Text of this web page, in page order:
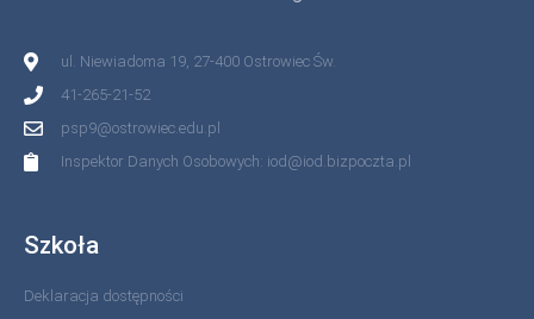
ul. Niewiadoma 19, 27-400 Ostrowiec Św.
41-265-21-52
psp9@ostrowiec.edu.pl
Inspektor Danych Osobowych: iod@iod.bizpoczta.pl
Szkoła
Deklaracja dostępności